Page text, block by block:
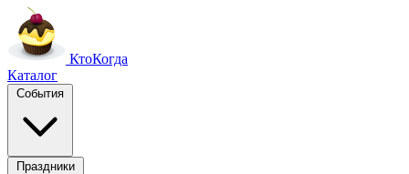
КтоКогда
Каталог
События
Праздники